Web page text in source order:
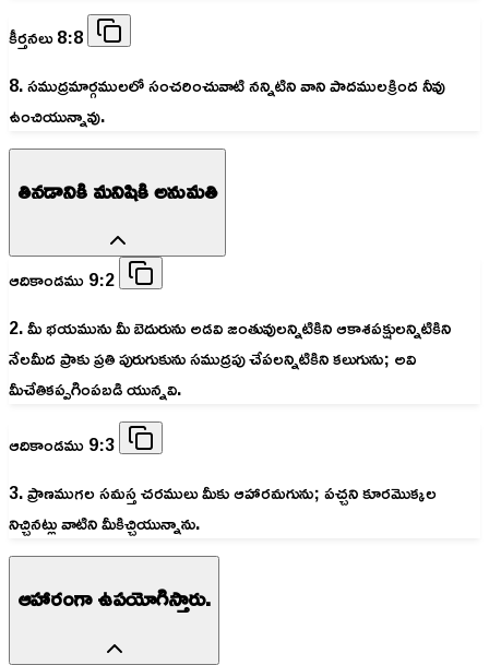
కీర్తనలు 8:8
8. సముద్రమార్గములలో సంచరించువాటి నన్నిటిని వాని పాదములక్రింద నీవు
ఉంచియున్నావు.
తినడానికి మనిషికి అనుమతి
ఆదికాండము 9:2
2. మీ భయమును మీ బెదురును అడవి జంతువులన్నిటికిని ఆకాశపక్షులన్నిటికిని
నేలమీద ప్రాకు ప్రతి పురుగుకును సముద్రపు చేపలన్నిటికిని కలుగును; అవి
మీచేతికప్పగింపబడి యున్నవి.
ఆదికాండము 9:3
3. ప్రాణముగల సమస్త చరములు మీకు ఆహారమగును; పచ్చని కూరమొక్కల
నిచ్చినట్లు వాటిని మీకిచ్చియున్నాను.
ఆహారంగా ఉపయోగిస్తారు.